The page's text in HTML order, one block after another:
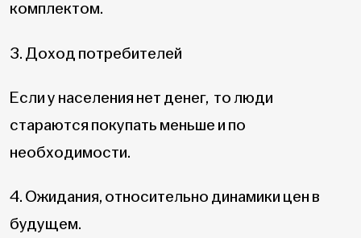
комплектом.
3. Доход потребителей
Если у населения нет денег, то люди
стараются покупать меньше и по
необходимости.
4. Ожидания, относительно динамики цен в
будущем.